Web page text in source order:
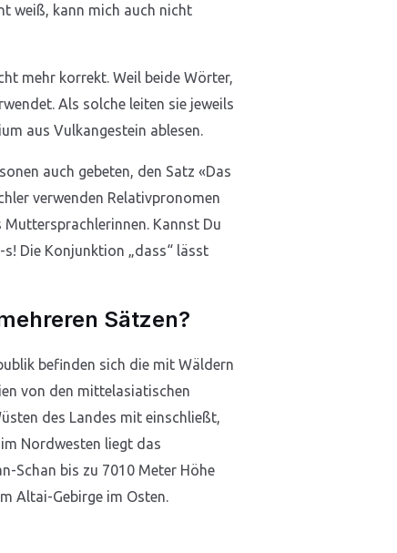
weiß, kann mich auch nicht
mehr korrekt. Weil beide Wörter,
Als solche leiten sie jeweils
aus Vulkangestein ablesen.
auch gebeten, den Satz «Das
verwenden Relativpronomen
Kannst Du
s! Die Konjunktion „dass“ lässt
Sätzen?
befinden sich die mit Wäldern
von den mittelasiatischen
des Landes mit einschließt,
Nordwesten liegt das
Schan bis zu 7010 Meter Höhe
Altai-Gebirge im Osten.